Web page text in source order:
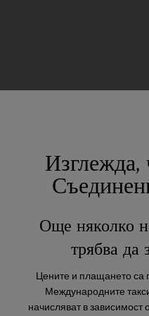
Изглежда,
Още няколко
трябва да
Цените и плащането са
Международните
начисляват в зависимост